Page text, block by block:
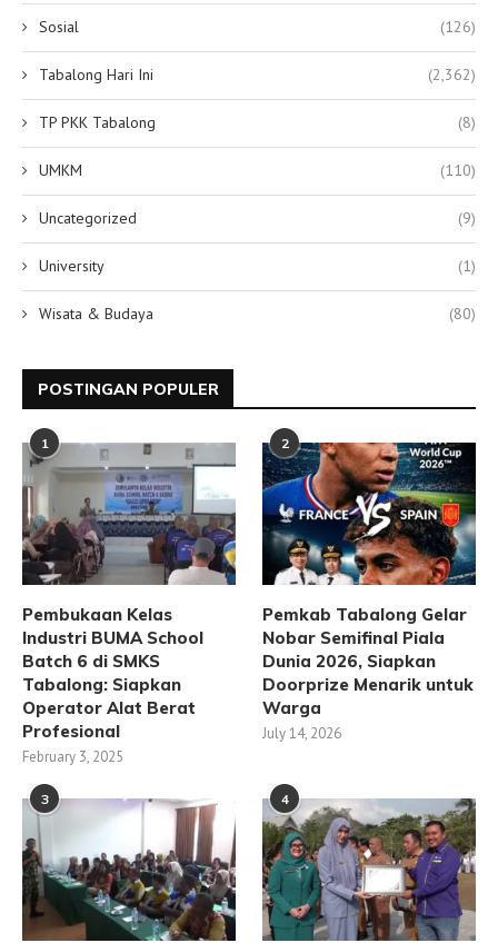
Sosial (126)
Tabalong Hari Ini (2,362)
TP PKK Tabalong (8)
UMKM (110)
Uncategorized (9)
University (1)
Wisata & Budaya (80)
POSTINGAN POPULER
1
Pembukaan Kelas
Industri BUMA School
Batch 6 di SMKS
Tabalong: Siapkan
Operator Alat Berat
Profesional
February 3, 2025
2
Pemkab Tabalong Gelar
Nobar Semifinal Piala
Dunia 2026, Siapkan
Doorprize Menarik untuk
Warga
July 14, 2026
3 4